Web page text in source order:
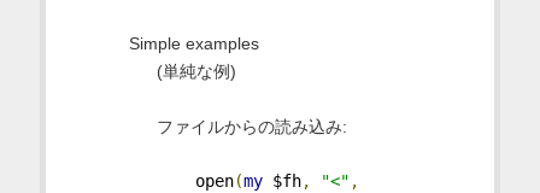
Simple examples
(単純な例)
ファイルからの読み込み:
open(my $fh, "<" ,